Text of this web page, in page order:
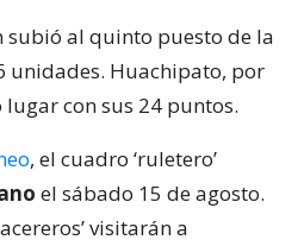
subió al quinto puesto de la
unidades. Huachipato, por
con sus 24 puntos.
, el cuadro ‘ruletero’
el sábado 15 de agosto.
visitarán a